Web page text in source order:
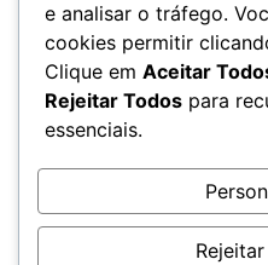
VER
e analisar o tráfego.
cookies permitir
Clique em Aceitar
Rejeitar Todos para
essenciais.